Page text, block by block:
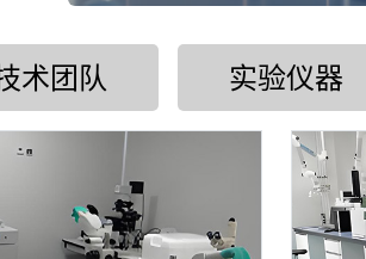
术团队 实验仪器